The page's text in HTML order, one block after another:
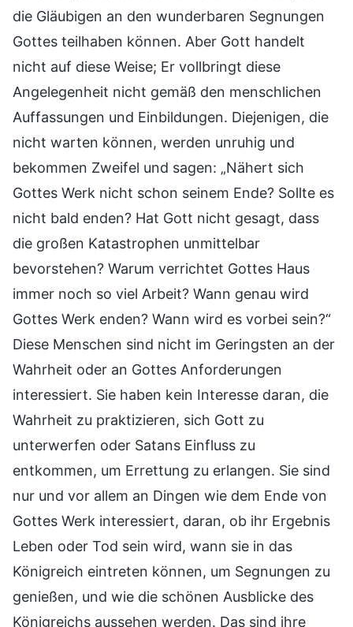
die Gläubigen an den wunderbaren Segnungen
Gottes teilhaben können. Aber Gott handelt
nicht auf diese Weise; Er vollbringt diese
Angelegenheit nicht gemäß den menschlichen
Auffassungen und Einbildungen. Diejenigen, die
nicht warten können, werden unruhig und
bekommen Zweifel und sagen: „Nähert sich
Gottes Werk nicht schon seinem Ende? Sollte es
nicht bald enden? Hat Gott nicht gesagt, dass
die großen Katastrophen unmittelbar
bevorstehen? Warum verrichtet Gottes Haus
immer noch so viel Arbeit? Wann genau wird
Gottes Werk enden? Wann wird es vorbei sein?“
Diese Menschen sind nicht im Geringsten an der
Wahrheit oder an Gottes Anforderungen
interessiert. Sie haben kein Interesse daran, die
Wahrheit zu praktizieren, sich Gott zu
unterwerfen oder Satans Einfluss zu
entkommen, um Errettung zu erlangen. Sie sind
nur und vor allem an Dingen wie dem Ende von
Gottes Werk interessiert, daran, ob ihr Ergebnis
Leben oder Tod sein wird, wann sie in das
Königreich eintreten können, um Segnungen zu
genießen, und wie die schönen Ausblicke des
Königreichs aussehen werden. Das sind ihre